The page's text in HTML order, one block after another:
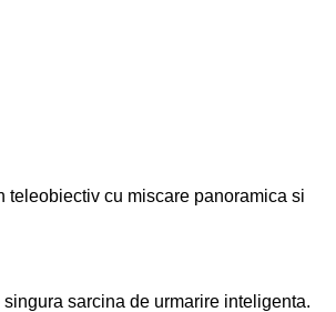
cu miscare panoramica si
sarcina de urmarire inteligenta.